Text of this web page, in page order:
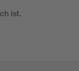
ist.